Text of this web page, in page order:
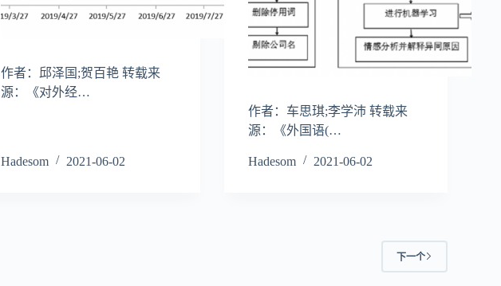
作者：邱泽国;贺百艳 转载来
源：《对外经…
Hadesom 2021-06-02
作者：车思琪;李学沛 转载来
源：《外国语(…
Hadesom 2021-06-02
下一个